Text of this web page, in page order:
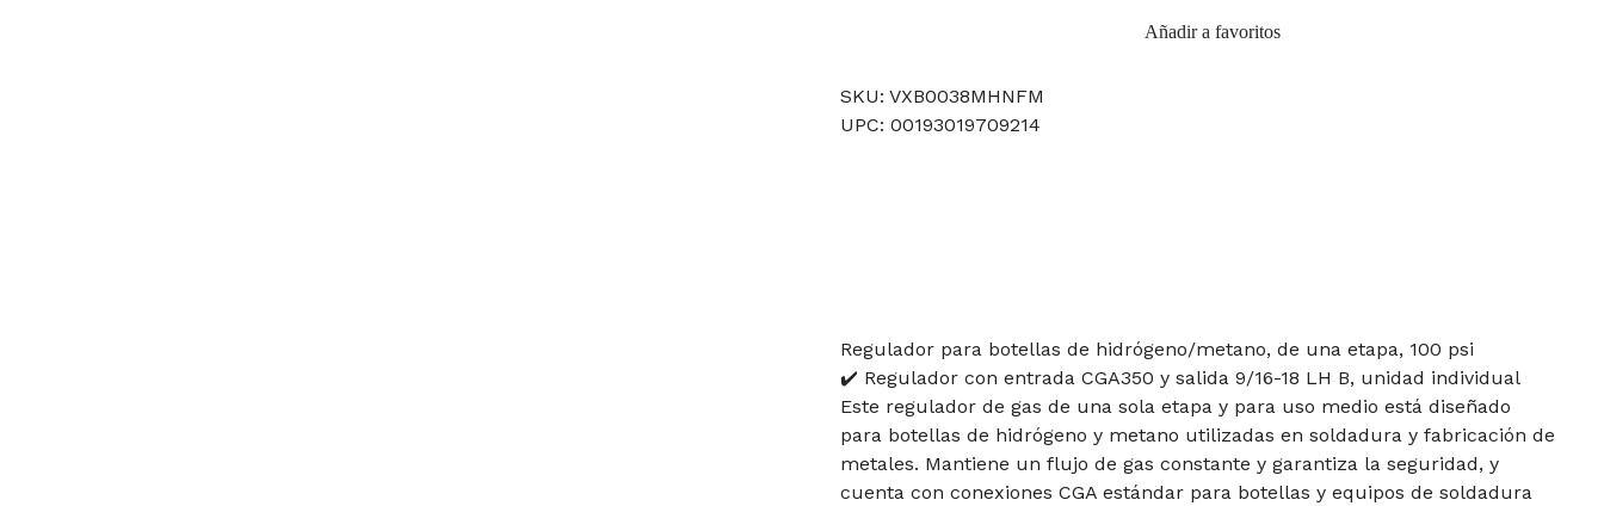
Añadir a favoritos
SKU: VXB0038MHNFM
UPC: 00193019709214
Regulador para botellas de hidrógeno/metano, de una etapa, 100 psi
✔️ Regulador con entrada CGA350 y salida 9/16-18 LH B, unidad individual
Este regulador de gas de una sola etapa y para uso medio está diseñado
para botellas de hidrógeno y metano utilizadas en soldadura y fabricación de
metales. Mantiene un flujo de gas constante y garantiza la seguridad, y
cuenta con conexiones CGA estándar para botellas y equipos de soldadura